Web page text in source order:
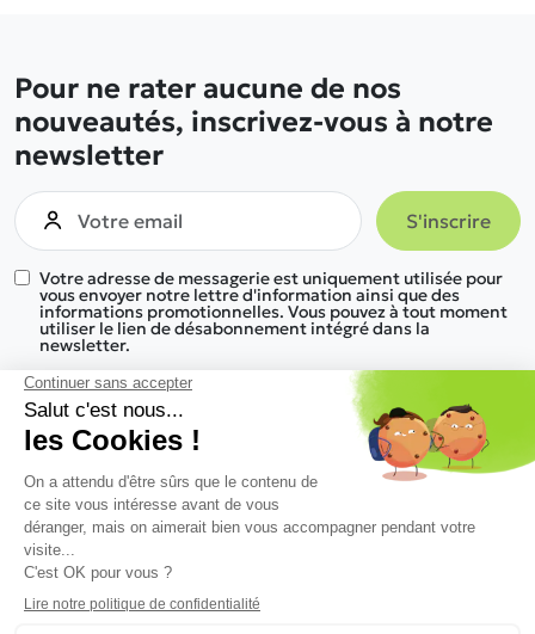
Pour ne rater aucune de nos
nouveautés, inscrivez-vous à notre
newsletter
Votre adresse de messagerie est uniquement utilisée pour
vous envoyer notre lettre d'information ainsi que des
informations promotionnelles. Vous pouvez à tout moment
utiliser le lien de désabonnement intégré dans la
newsletter.
Nous trouver
Nos gammes de produits
Informations
Une réponse à tous vos besoins
Nous découvrir